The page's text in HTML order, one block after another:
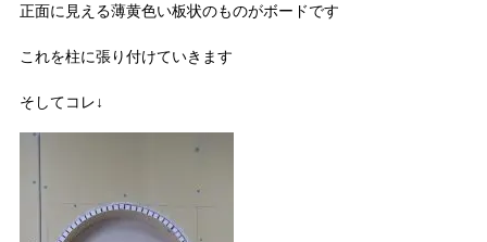
正面に見える薄黄色い板状のものがボードです
これを柱に張り付けていきます
そしてコレ↓